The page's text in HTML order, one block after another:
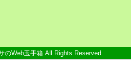
のWeb玉手箱 All Rights Reserved.